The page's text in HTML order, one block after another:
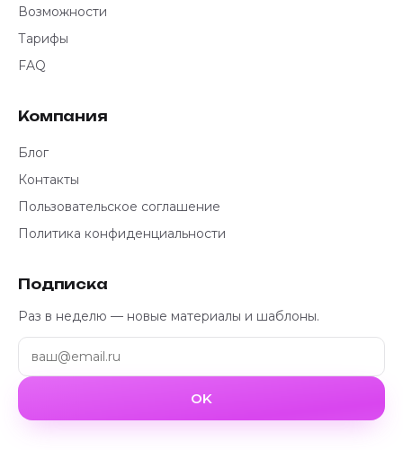
Возможности
Тарифы
FAQ
Компания
Блог
Контакты
Пользовательское соглашение
Политика конфиденциальности
Подписка
Раз в неделю — новые материалы и шаблоны.
OK